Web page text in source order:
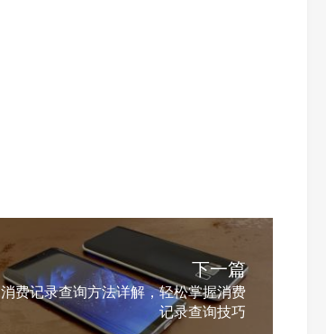
下一篇
消费记录查询方法详解，轻松掌握消费
记录查询技巧